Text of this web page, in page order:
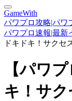
GameWith
パワプロ攻略|パワ
パワプロ速報|最新
ドキドキ！サクセ
【パワ
キ！サ